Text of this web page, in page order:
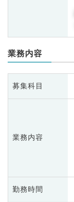
業務内容
募集科目
業務内容
勤務時間